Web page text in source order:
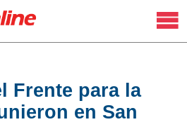
Frente para la
en San